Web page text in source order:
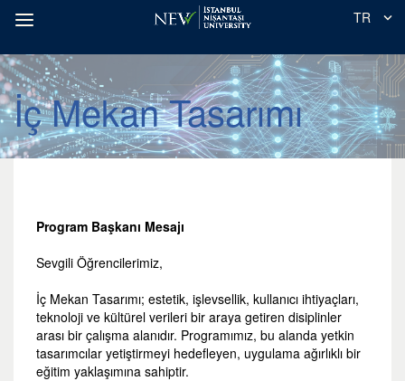
TR
İç Mekan Tasarımı
Program Başkanı Mesajı
Sevgili Öğrencilerimiz,
İç Mekan Tasarımı; estetik, işlevsellik, kullanıcı ihtiyaçları,
teknoloji ve kültürel verileri bir araya getiren disiplinler
arası bir çalışma alanıdır. Programımız, bu alanda yetkin
tasarımcılar yetiştirmeyi hedefleyen, uygulama ağırlıklı bir
eğitim yaklaşımına sahiptir.